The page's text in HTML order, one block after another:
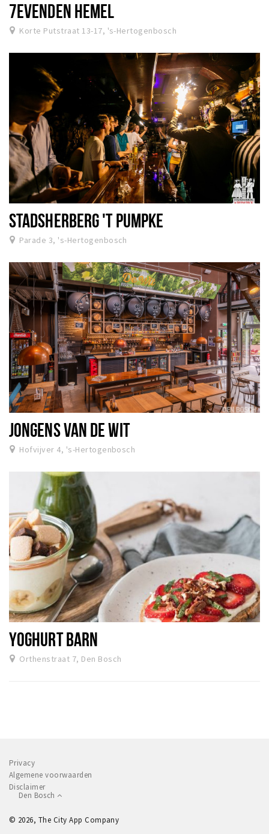
7EVENDEN HEMEL
Korte Putstraat 13-17, 's-Hertogenbosch
STADSHERBERG 'T PUMPKE
Parade 3, 's-Hertogenbosch
JONGENS VAN DE WIT
Hofvijver 4, 's-Hertogenbosch
YOGHURT BARN
Orthenstraat 7, Den Bosch
Privacy
Algemene voorwaarden
Disclaimer
Den Bosch
© 2026, The City App Company